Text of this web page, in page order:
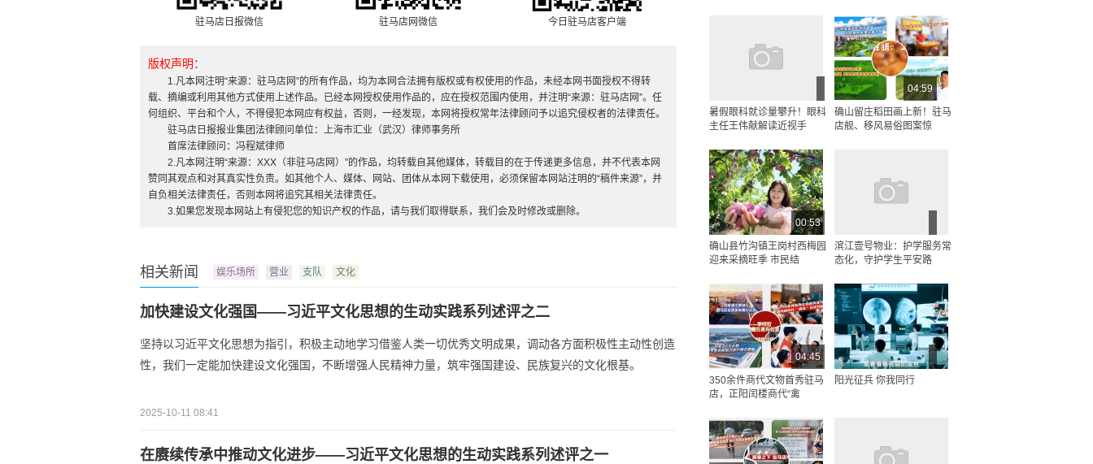
驻马店日报微信 驻马店网微信 今日驻马店客户端
版权声明：
1.凡本网注明“来源：驻马店网”的所有作品，均为本网合法拥有版权或有权使用的作品，未经本网书面授权不得转
载、摘编或利用其他方式使用上述作品。已经本网授权使用作品的，应在授权范围内使用，并注明“来源：驻马店网”。任
何组织、平台和个人，不得侵犯本网应有权益，否则，一经发现，本网将授权常年法律顾问予以追究侵权者的法律责任。
驻马店日报报业集团法律顾问单位：上海市汇业（武汉）律师事务所
首席法律顾问：冯程斌律师
2.凡本网注明“来源：XXX（非驻马店网）”的作品，均转载自其他媒体，转载目的在于传递更多信息，并不代表本网
赞同其观点和对其真实性负责。如其他个人、媒体、网站、团体从本网下载使用，必须保留本网站注明的“稿件来源”，并
自负相关法律责任，否则本网将追究其相关法律责任。
3.如果您发现本网站上有侵犯您的知识产权的作品，请与我们取得联系，我们会及时修改或删除。
相关新闻 娱乐场所 营业 支队 文化
加快建设文化强国——习近平文化思想的生动实践系列述评之二
坚持以习近平文化思想为指引，积极主动地学习借鉴人类一切优秀文明成果，调动各方面积极性主动性创造
性，我们一定能加快建设文化强国，不断增强人民精神力量，筑牢强国建设、民族复兴的文化根基。
2025-10-11 08:41
在赓续传承中推动文化进步——习近平文化思想的生动实践系列述评之一
暑假眼科就诊量攀升！眼科
主任王伟献解读近视手
04:59
确山留庄稻田画上新！驻马
店舰、移风易俗图案惊
00:53
确山县竹沟镇王岗村西梅园
迎来采摘旺季 市民结
滨江壹号物业：护学服务常
态化，守护学生平安路
04:45
350余件商代文物首秀驻马
店，正阳闰楼商代“禽
阳光征兵 你我同行